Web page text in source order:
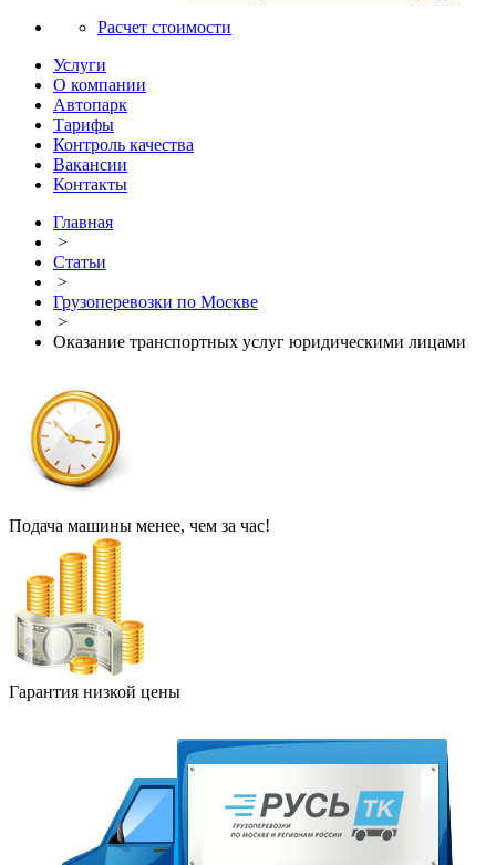
Расчет стоимости
Услуги
О компании
Автопарк
Тарифы
Контроль качества
Вакансии
Контакты
Главная
>
Статьи
>
Грузоперевозки по Москве
>
Оказание транспортных услуг юридическими лицами
Подача машины менее, чем за час!
Гарантия низкой цены